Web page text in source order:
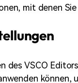
mit denen
des VSCO
können,